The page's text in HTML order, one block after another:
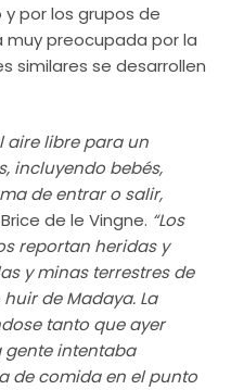
por los grupos de
muy preocupada por la
similares se desarrollen
aire libre para un
incluyendo bebés,
de entrar o salir,
de le Vingne. “Los
reportan heridas y
y minas terrestres de
de Madaya. La
tanto que ayer
intentaba
de comida en el punto